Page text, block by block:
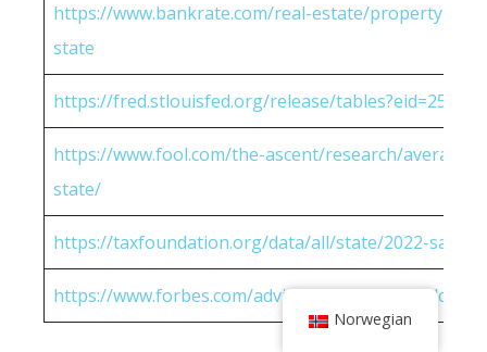
https://www.bankrate.com/real-estate/property-
state
https://fred.stlouisfed.org/release/
https://www.fool.com/the-ascent/research/average-
state/
https://taxfoundation.org/data/all/state/2022-sales-
https://www.forbes.com/advisor/income-tax-
Norwegian